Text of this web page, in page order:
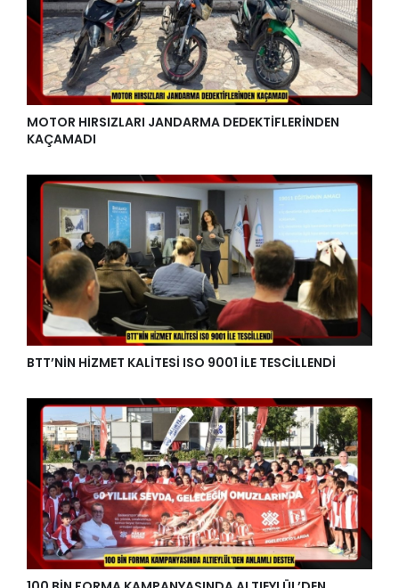
MOTOR HIRSIZLARI JANDARMA DEDEKTİFLERİNDEN
KAÇAMADI
BTT’NİN HİZMET KALİTESİ ISO 9001 İLE TESCİLLENDİ